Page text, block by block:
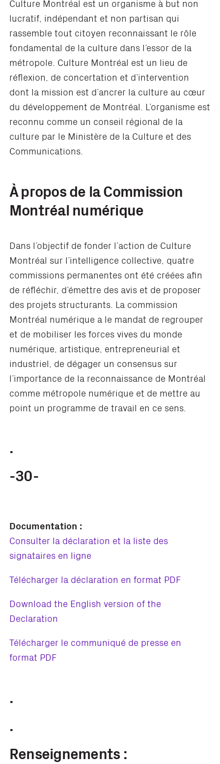
Culture Montréal est un organisme à but non
lucratif, indépendant et non partisan qui
rassemble tout citoyen reconnaissant le rôle
fondamental de la culture dans l’essor de la
métropole. Culture Montréal est un lieu de
réflexion, de concertation et d’intervention
dont la mission est d’ancrer la culture au cœur
du développement de Montréal. L’organisme est
reconnu comme un conseil régional de la
culture par le Ministère de la Culture et des
Communications.
À propos de la Commission
Montréal numérique
Dans l’objectif de fonder l’action de Culture
Montréal sur l’intelligence collective, quatre
commissions permanentes ont été créées afin
de réfléchir, d’émettre des avis et de proposer
des projets structurants. La commission
Montréal numérique a le mandat de regrouper
et de mobiliser les forces vives du monde
numérique, artistique, entrepreneurial et
industriel, de dégager un consensus sur
l’importance de la reconnaissance de Montréal
comme métropole numérique et de mettre au
point un programme de travail en ce sens.
.
-30-
Documentation :
Consulter la déclaration et la liste des
signataires en ligne
Télécharger la déclaration en format PDF
Download the English version of the
Declaration
Télécharger le communiqué de presse en
format PDF
.
.
Renseignements :